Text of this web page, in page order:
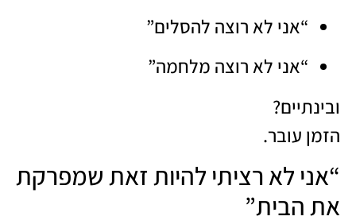
“אני לא רוצה להסלים”
“אני לא רוצה מלחמה”
ובינתיים?
הזמן עובר.
“אני לא רציתי להיות זאת שמפרקת
את הבית”